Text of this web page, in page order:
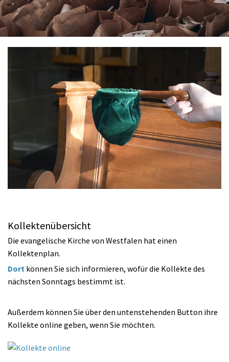
Kollektenübersicht
Die evangelische Kirche von Westfalen hat einen
Kollektenplan.
Dort können Sie sich informieren, wofür die Kollekte des
nächsten Sonntags bestimmt ist.
Außerdem können Sie über den untenstehenden Button ihre
Kollekte online geben, wenn Sie möchten.